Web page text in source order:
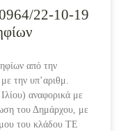
22-10-19
από την
την υπ’αριθμ.
αναφορικά με
του Δημάρχου, με
του κλάδου ΤΕ